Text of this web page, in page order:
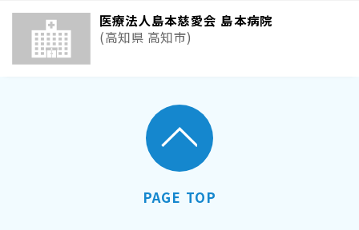
医療法人島本慈愛会 島本病院
(高知県 高知市)
PAGE TOP